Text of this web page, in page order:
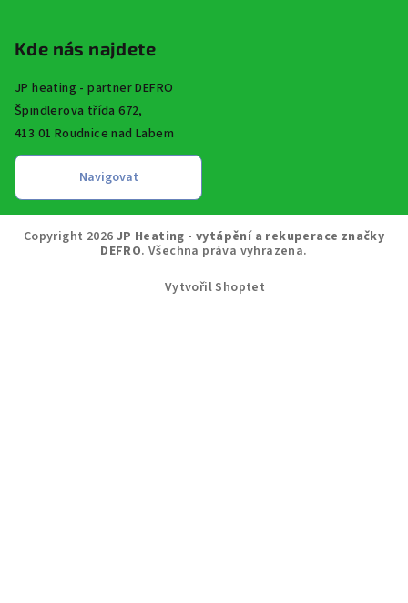
Kde nás najdete
JP heating - partner DEFRO
Špindlerova třída 672,
413 01 Roudnice nad Labem
Copyright 2026 JP Heating - vytápění a rekuperace značky
DEFRO. Všechna práva vyhrazena.
Vytvořil Shoptet